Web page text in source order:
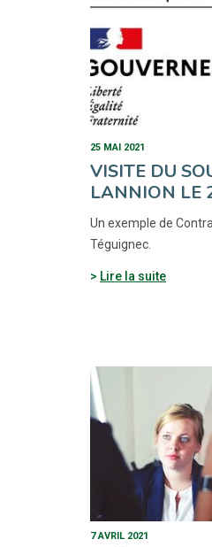
25 MAI 2021
VISITE DU
LANNION LE
Un exemple de
Téguignec.
Lire la suite
7 AVRIL 2021